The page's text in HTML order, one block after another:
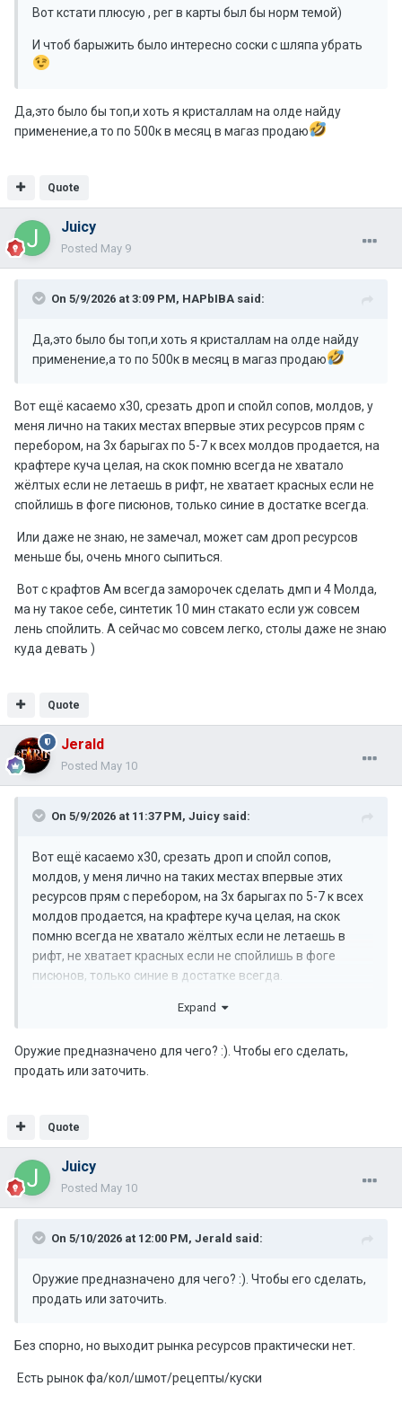
Вот кстати плюсую , рег в карты был бы норм темой)
И чтоб барыжить было интересно соски с шляпа убрать
Да,это было бы топ,и хоть я кристаллам на олде найду
применение,а то по 500к в месяц в магаз продаю
Quote
Juicy
Posted May 9
On 5/9/2026 at 3:09 PM, HAPbIBA said:
Да,это было бы топ,и хоть я кристаллам на олде найду
применение,а то по 500к в месяц в магаз продаю
Вот ещё касаемо х30, срезать дроп и спойл сопов, молдов, у
меня лично на таких местах впервые этих ресурсов прям с
перебором, на 3х барыгах по 5-7 к всех молдов продается, на
крафтере куча целая, на скок помню всегда не хватало
жёлтых если не летаешь в рифт, не хватает красных если не
спойлишь в фоге писюнов, только синие в достатке всегда.
Или даже не знаю, не замечал, может сам дроп ресурсов
меньше бы, очень много сыпиться.
Вот с крафтов Ам всегда заморочек сделать дмп и 4 Молда,
ма ну такое себе, синтетик 10 мин стакато если уж совсем
лень спойлить. А сейчас мо совсем легко, столы даже не знаю
куда девать )
Quote
Jerald
Posted May 10
On 5/9/2026 at 11:37 PM, Juicy said:
Вот ещё касаемо х30, срезать дроп и спойл сопов,
молдов, у меня лично на таких местах впервые этих
ресурсов прям с перебором, на 3х барыгах по 5-7 к всех
молдов продается, на крафтере куча целая, на скок
помню всегда не хватало жёлтых если не летаешь в
рифт, не хватает красных если не спойлишь в фоге
писюнов, только синие в достатке всегда.
Или даже не знаю, не замечал, может сам дроп
Вот с крафтов Ам всегда заморочек сделать дмп и 4
Молда, ма ну такое себе, синтетик 10 мин стакато если
Expand
Оружие предназначено для чего? :). Чтобы его сделать,
продать или заточить.
Quote
Juicy
Posted May 10
On 5/10/2026 at 12:00 PM, Jerald said:
Оружие предназначено для чего? :). Чтобы его сделать,
продать или заточить.
Без спорно, но выходит рынка ресурсов практически нет.
Есть рынок фа/кол/шмот/рецепты/куски